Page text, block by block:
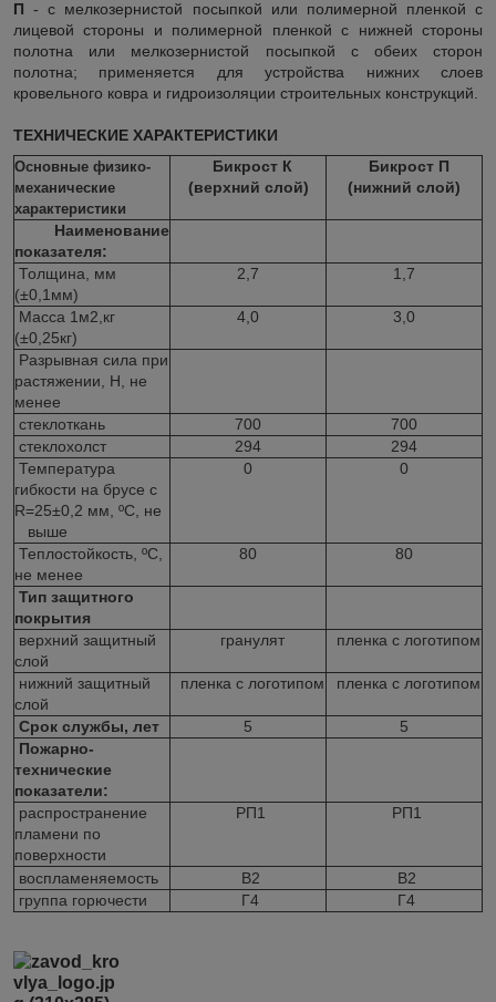
П - с мелкозернистой посыпкой или полимерной пленкой с
лицевой стороны и полимерной пленкой с нижней стороны
полотна или мелкозернистой посыпкой с обеих сторон
полотна; применяется для устройства нижних слоев
кровельного ковра и гидроизоляции строительных конструкций.
ТЕХНИЧЕСКИЕ ХАРАКТЕРИСТИКИ
Основные физико-
механические
характеристики
Бикрост К
(верхний слой)
Бикрост П
(нижний слой)
Наименование
показателя:
Толщина, мм
(±0,1мм)
2,7 1,7
Масса 1м2,кг
(±0,25кг)
4,0 3,0
Разрывная сила при
растяжении, Н, не
менее
стеклоткань
700
700
стеклохолст
294
294
Температура
гибкости на брусе с
R=25±0,2 мм, ºС, не
выше
0 0
Теплостойкость, ºС,
не менее
80 80
Тип защитного
покрытия
верхний защитный
слой
гранулят пленка с логотипом
нижний защитный
слой
пленка с логотипом пленка с логотипом
Срок службы, лет 5
5
Пожарно-
технические
показатели:
распространение
пламени по
поверхности
РП1 РП1
воспламеняемость В2
В2
группа горючести
Г4 Г4